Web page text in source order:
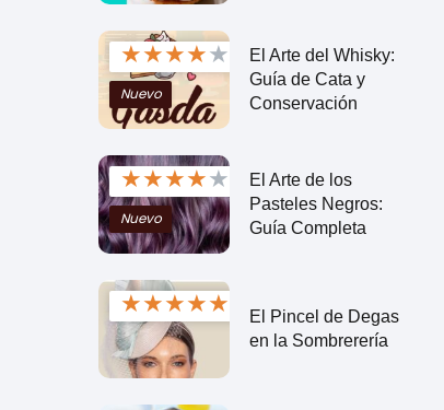
★★★★★
Nuevo
El Arte del Whisky:
Guía de Cata y
Conservación
★★★★★
Nuevo
El Arte de los
Pasteles Negros:
Guía Completa
★★★★★
El Pincel de Degas
en la Sombrerería